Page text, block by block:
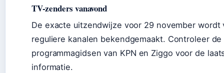
TV-zenders vanavond
De exacte uitzendwijze voor 29 november wordt
reguliere kanalen bekendgemaakt. Controleer de
programmagidsen van KPN en Ziggo voor de
informatie.